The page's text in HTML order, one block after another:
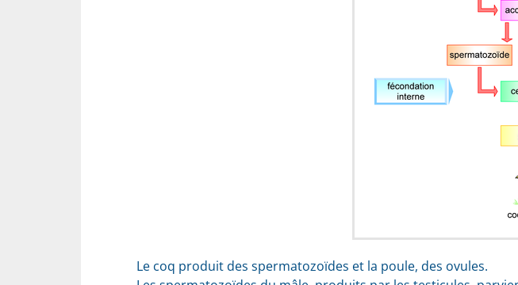
Le coq produit des spermatozoïdes et la poule, des ovules.